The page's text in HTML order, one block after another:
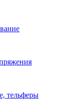
тельферы